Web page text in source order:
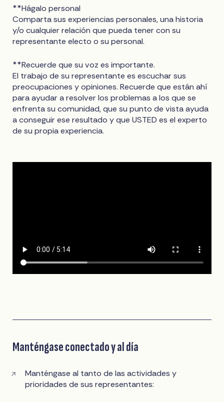
**Hágalo personal
Comparta sus experiencias personales, una historia
y/o cualquier relación que pueda tener con su
representante electo o su personal.
**Recuerde que su voz es importante.
El trabajo de su representante es escuchar sus
preocupaciones y opiniones. Recuerde que están ahí
para ayudar a resolver los problemas a los que se
enfrenta su comunidad, que su punto de vista ayuda
a conseguir ese resultado y que USTED es el experto
de su propia experiencia.
Manténgase conectado y al día
Manténgase al tanto de las actividades y
prioridades de sus representantes: